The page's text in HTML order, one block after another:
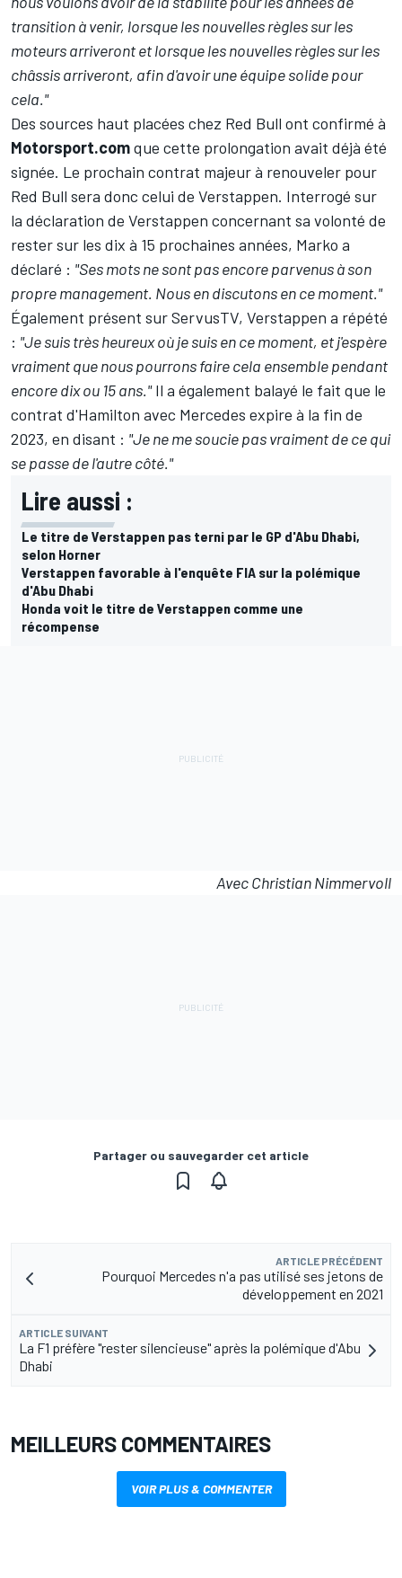
transition à venir, lorsque les nouvelles règles sur les
moteurs arriveront et lorsque les nouvelles règles sur les
châssis arriveront, afin d'avoir une équipe solide pour
cela."
Des sources haut placées chez Red Bull ont confirmé à
Motorsport.comque cette prolongation avait déjà été
signée. Le prochain contrat majeur à renouveler pour
Red Bull sera donc celui de Verstappen. Interrogé sur
la déclaration de Verstappen concernant sa volonté de
rester sur les dix à 15 prochaines années, Marko a
déclaré : "Ses mots ne sont pas encore parvenus à son
propre management. Nous en discutons en ce moment."
Également présent sur ServusTV, Verstappen a répété
: "Je suis très heureux où je suis en ce moment, et j'espère
vraiment que nous pourrons faire cela ensemble pendant
encore dix ou 15 ans."Il a également balayé le fait que le
contrat d'Hamilton avec Mercedes expire à la fin de
2023, en disant : "Je ne me soucie pas vraiment de ce qui
se passe de l'autre côté."
Lire aussi :
Le titre de Verstappen pas terni par le GP d'Abu Dhabi,
selon Horner
Verstappen favorable à l'enquête FIA sur la polémique
d'Abu Dhabi
Honda voit le titre de Verstappen comme une
récompense
Avec Christian Nimmervoll
Partager ou sauvegarder cet article
ARTICLE PRÉCÉDENT
Pourquoi Mercedes n'a pas utilisé ses jetons de
développement en 2021
ARTICLE SUIVANT
La F1 préfère "rester silencieuse" après la polémique d'Abu
Dhabi
MEILLEURS COMMENTAIRES
VOIR PLUS & COMMENTER